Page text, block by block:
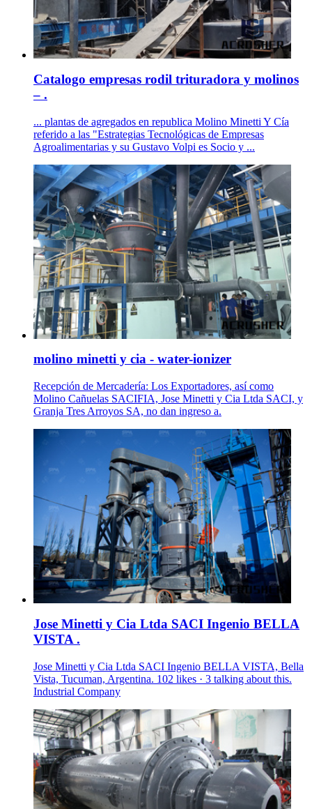
Catalogo empresas rodil trituradora y molinos
– .
... plantas de agregados en republica Molino Minetti Y Cía
referido a las "Estrategias Tecnológicas de Empresas
Agroalimentarias y su Gustavo Volpi es Socio y ...
molino minetti y cia - water-ionizer
Recepción de Mercadería: Los Exportadores, así como
Molino Cañuelas SACIFIA, Jose Minetti y Cia Ltda SACI, y
Granja Tres Arroyos SA, no dan ingreso a.
Jose Minetti y Cia Ltda SACI Ingenio BELLA
VISTA .
Jose Minetti y Cia Ltda SACI Ingenio BELLA VISTA, Bella
Vista, Tucuman, Argentina. 102 likes · 3 talking about this.
Industrial Company